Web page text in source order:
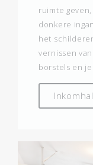
ruimte
donkere
het
vernissen
borstels en